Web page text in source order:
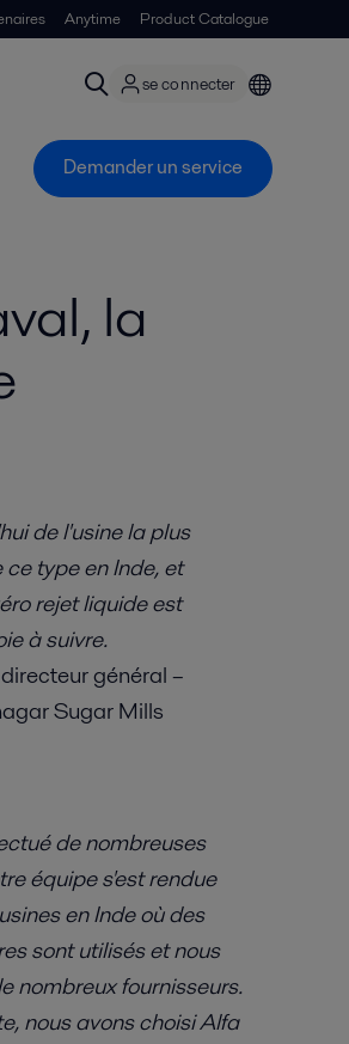
Anytime Product Catalogue
se connecter
Demander un service
la
de l'usine la plus
type en Inde, et
rejet liquide est
à suivre.
général –
Sugar Mills
de nombreuses
équipe s'est rendue
en Inde où des
sont utilisés et nous
nombreux fournisseurs.
nous avons choisi Alfa